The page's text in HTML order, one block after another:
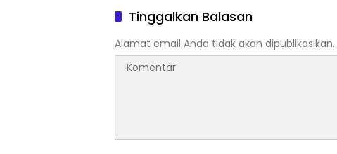
Tinggalkan Balasan
Alamat email Anda tidak akan dipublikasikan.